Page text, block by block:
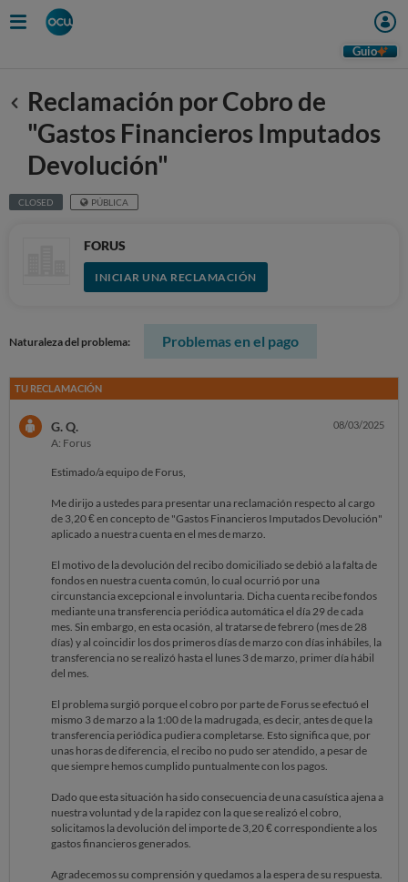
Guio
Anterior
Reclamación por Cobro de
"Gastos Financieros Imputados
Devolución"
CLOSED PÚBLICA
FORUS
INICIAR UNA RECLAMACIÓN
Naturaleza del problema: Problemas en el pago
TU RECLAMACIÓN
G. Q.
A: Forus
08/03/2025
Estimado/a equipo de Forus,
Me dirijo a ustedes para presentar una reclamación respecto al cargo
de 3,20 € en concepto de "Gastos Financieros Imputados Devolución"
aplicado a nuestra cuenta en el mes de marzo.
El motivo de la devolución del recibo domiciliado se debió a la falta de
fondos en nuestra cuenta común, lo cual ocurrió por una
circunstancia excepcional e involuntaria. Dicha cuenta recibe fondos
mediante una transferencia periódica automática el día 29 de cada
mes. Sin embargo, en esta ocasión, al tratarse de febrero (mes de 28
días) y al coincidir los dos primeros días de marzo con días inhábiles, la
transferencia no se realizó hasta el lunes 3 de marzo, primer día hábil
del mes.
El problema surgió porque el cobro por parte de Forus se efectuó el
mismo 3 de marzo a la 1:00 de la madrugada, es decir, antes de que la
transferencia periódica pudiera completarse. Esto significa que, por
unas horas de diferencia, el recibo no pudo ser atendido, a pesar de
que siempre hemos cumplido puntualmente con los pagos.
Dado que esta situación ha sido consecuencia de una casuística ajena a
nuestra voluntad y de la rapidez con la que se realizó el cobro,
solicitamos la devolución del importe de 3,20 € correspondiente a los
gastos financieros generados.
Agradecemos su comprensión y quedamos a la espera de su respuesta.